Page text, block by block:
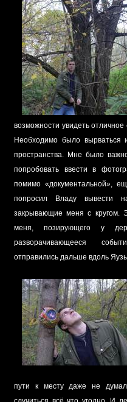
возможности увидеть
Необходимо было вырваться
пространства. Мне было
попробовать ввести в
помимо «документальной»,
попросил Владу вывести
закрывающие меня с кругом.
меня, позирующего у
разворачивающееся
отправились дальше вдоль
пути к месту даже не